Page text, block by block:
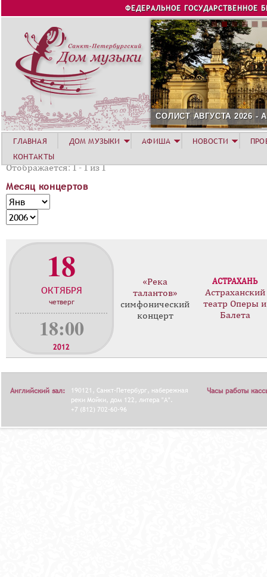
Jump to navigation
ФЕДЕРАЛЬНОЕ ГОСУДАРСТВЕННОЕ
СОЛИСТ АВГУСТА 2026 -
Отображается: 1 - 1 из 1
Месяц концертов
М
е
с
к
р
о
в
М
е
с
Г
о
18
ОКТЯБРЯ
четверг
18:00
2012
«Река
талантов»
симфонический
концерт
АСТРАХАНЬ
Астраханский
театр Оперы и
Балета
ГЛАВНАЯ ДОМ МУЗЫКИ АФИША НОВОСТИ
КОНТАКТЫ
Английский зал:
190121, Санкт-Петербург, набережная
реки Мойки, дом 122, литера "А".
+7 (812) 702-60-96
Часы работы